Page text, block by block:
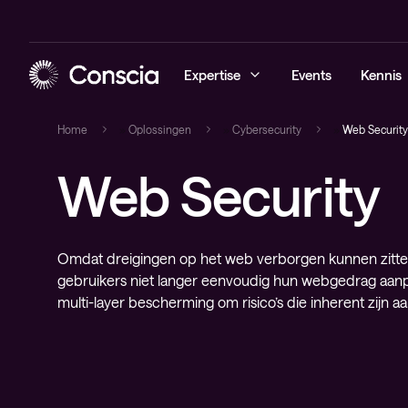
Expertise
Cybersecurity
Managed
Conscia
Networking
Managed
Networking
Hybrid cloud
Observability
Managed
Digital
Elite
Lifecycle
Events Kennis
Blogs
Whitepaper
Referenties
Events
Home Oplossingen Cybersecurity Web Security
Web Security
Omdat dreigingen op het web verborgen kunnen
gebruikers niet langer eenvoudig hun webgedrag
multi-layer bescherming om risico’s die inherent zijn